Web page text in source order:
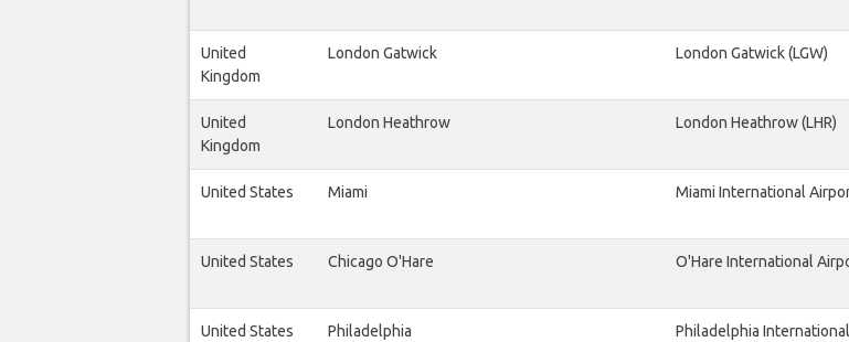
United
Kingdom
London Gatwick London Gatwick (LGW)
United
Kingdom
London Heathrow London Heathrow (LHR)
United States Miami Miami International
United States Chicago O'Hare O'Hare International
United States Philadelphia Philadelphia International